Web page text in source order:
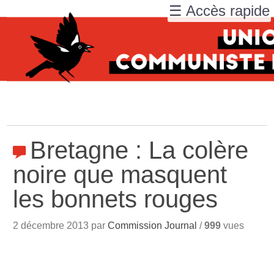
Bretagne : La colère
noire que masquent
les bonnets rouges
2 décembre 2013 parCommission Journal /999 vues
☰ Accès rapide